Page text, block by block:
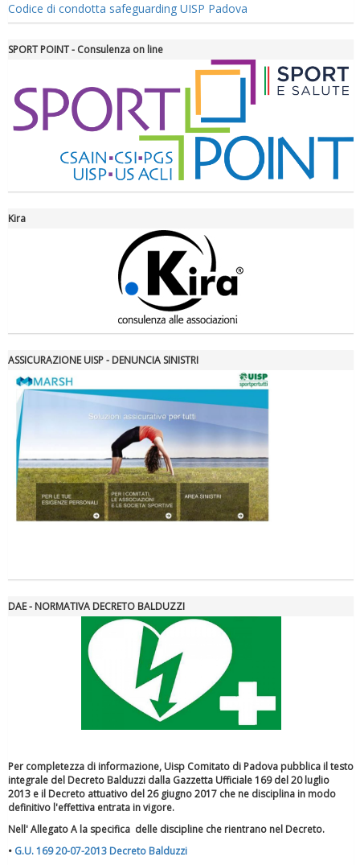
Ddl Lobby, Uisp: “Il Parlamento valorizzi le nostre specificità"
La formazione Uisp rallenta ma prosegue anche in estate
Tiziano Pesce nel Cda di Fondazione Terzjus: prima riunione a
Roma
Codice di condotta safeguarding UISP Padova
SPORT POINT - Consulenza on line
Kira
ASSICURAZIONE UISP - DENUNCIA SINISTRI
DAE - NORMATIVA DECRETO BALDUZZI
Per completezza di informazione, Uisp Comitato di Padova pubblica il testo
integrale del Decreto Balduzzi dalla Gazzetta Ufficiale 169 del 20 luglio
2013 e il Decreto attuativo del 26 giugno 2017 che ne disciplina in modo
definitivo l'effettiva entrata in vigore.
Nell' Allegato A la specifica delle discipline che rientrano nel Decreto.
• G.U. 169 20-07-2013 Decreto Balduzzi